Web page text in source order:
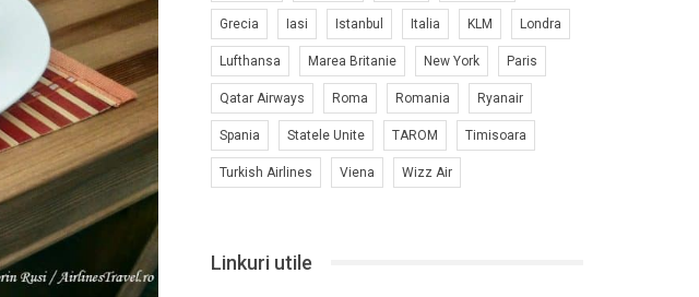
Grecia Iasi Istanbul Italia KLM Londra
Lufthansa Marea Britanie New York Paris
Qatar Airways Roma Romania Ryanair
Spania Statele Unite TAROM Timisoara
Turkish Airlines Viena Wizz Air
Linkuri utile